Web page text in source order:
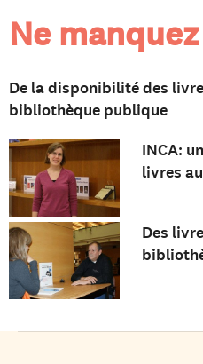
Ne
De la disponibilité des
bibliothèque publique
INCA:
livres
Des